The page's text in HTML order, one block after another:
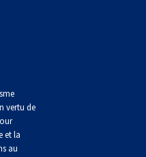
vertu de
et la
au